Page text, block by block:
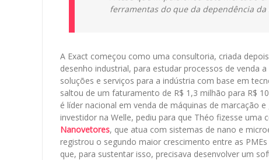
ferramentas do que da dependência
A Exact começou como uma consultoria, criada
desenho industrial, para estudar processos de venda a
soluções e serviços para a indústria com base em
saltou de um faturamento de R$ 1,3 milhão para R$
é líder nacional em venda de máquinas de marcação
investidor na Welle, pediu para que Théo fizesse
Nanovetores, que atua com sistemas de nano e
registrou o segundo maior crescimento entre as
que, para sustentar isso, precisava desenvolver um